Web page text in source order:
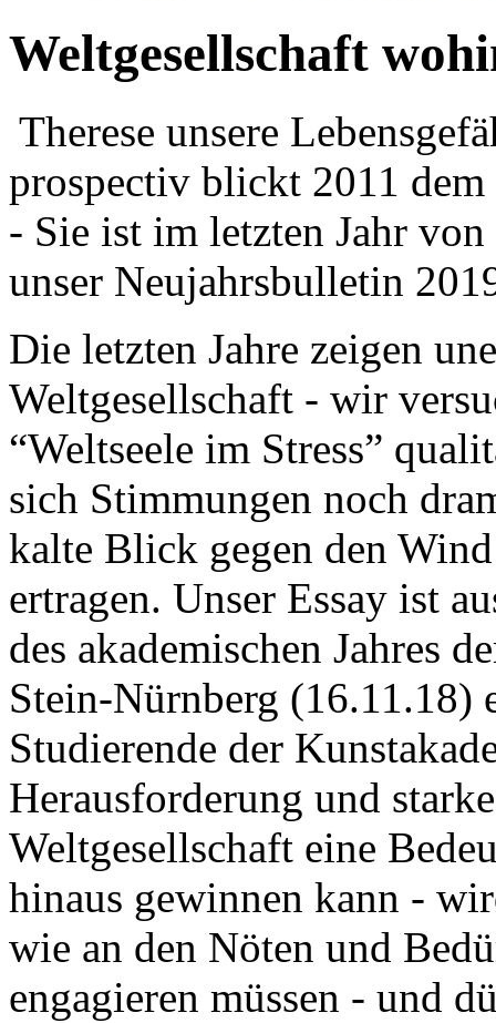
Weltgesellschaft
Therese unsere
prospectiv blickt 2011
- Sie ist im letzten Jahr
unser Neujahrsbulletin
Die letzten Jahre zeigen
Weltgesellschaft - wir
“Weltseele im Stress”
sich Stimmungen noch
kalte Blick gegen den
ertragen. Unser Essay ist
des akademischen Jahres
Stein-Nürnberg (16.11.18)
Studierende der
Herausforderung und
Weltgesellschaft eine
hinaus gewinnen kann -
wie an den Nöten und
engagieren müssen - und